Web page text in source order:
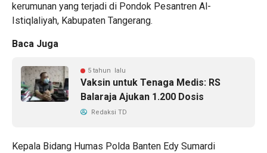
kerumunan yang terjadi di Pondok Pesantren Al-
Istiqlaliyah, Kabupaten Tangerang.
Baca Juga
5 tahun lalu
Vaksin untuk Tenaga Medis: RS
Balaraja Ajukan 1.200 Dosis
Redaksi TD
Kepala Bidang Humas Polda Banten Edy Sumardi